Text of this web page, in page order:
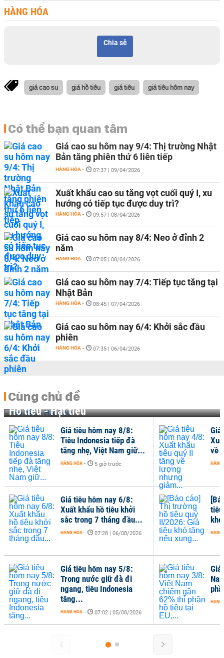
HÀNG HÓA
Chia sẻ
giá cao su giá hồ tiêu giá tiêu giá tiêu hôm nay
Có thể bạn quan tâm
Giá cao su hôm nay 9/4: Thị trường Nhật
Bản tăng phiên thứ 6 liên tiếp
HÀNG HÓA - 07:37 | 09/04/2026
Xuất khẩu cao su tăng vọt cuối quý I, xu
hướng có tiếp tục được duy trì?
HÀNG HÓA - 09:57 | 08/04/2026
Giá cao su hôm nay 8/4: Neo ở đỉnh 2
năm
HÀNG HÓA - 07:05 | 08/04/2026
Giá cao su hôm nay 7/4: Tiếp tục tăng tại
Nhật Bản
HÀNG HÓA - 08:45 | 07/04/2026
Giá cao su hôm nay 6/4: Khởi sắc đầu
phiên
HÀNG HÓA - 07:35 | 06/04/2026
Cùng chủ đề
Hồ tiêu - Hạt tiêu
Giá tiêu hôm nay 8/8:
Tiêu Indonesia tiếp đà
tăng nhẹ, Việt Nam giữ...
HÀNG HÓA - 5 giờ trước
Giá tiêu hôm nay 6/8:
Xuất khẩu hồ tiêu khởi
sắc trong 7 tháng đầu...
HÀNG HÓA - 07:28 | 06/08/2026
Giá tiêu hôm nay 5/8:
Trong nước giữ đà đi
ngang, tiêu Indonesia
tăng...
HÀNG HÓA - 07:02 | 05/08/2026
về
HÀNG
HÀNG
HÀNG